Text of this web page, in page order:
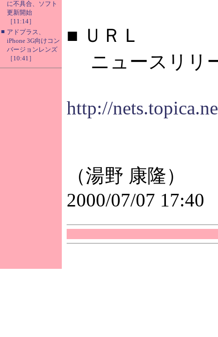
に不具合、ソフト
更新開始
［11:14］
■ アドプラス、
iPhone 3G向けコン
バージョンレンズ
［10:41］
■ ＵＲＬ
ニュースリリ
http://
（湯野 康隆）
2000/07/07 17:40